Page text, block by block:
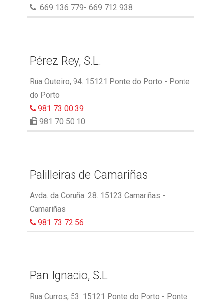
669 136 779- 669 712 938
Pérez Rey, S.L.
Rúa Outeiro, 94. 15121 Ponte do Porto - Ponte
do Porto
981 73 00 39
981 70 50 10
Palilleiras de Camariñas
Avda. da Coruña. 28. 15123 Camariñas -
Camariñas
981 73 72 56
Pan Ignacio, S.L
Rúa Curros, 53. 15121 Ponte do Porto - Ponte